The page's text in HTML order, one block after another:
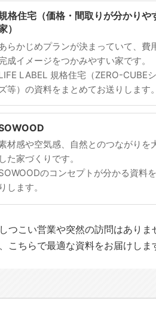
ま
格住宅（価格・間取りが分かりや
）
らかじめプランが決まっていて、費
成イメージをつかみやすい家です。
LABEL 規格住宅（ZERO-CUBE
ズ等）の資料をまとめてお送りします。
材感や空気感、自然とのつながりを
した家づくりです。
のコンセプトが分かる資料
りします。
つこい営業や突然の訪問はありま
こちらで最適な資料をお届けしま